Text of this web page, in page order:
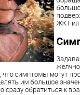
ЖКТ
симптомы могут
им большое
сразу обратиться к